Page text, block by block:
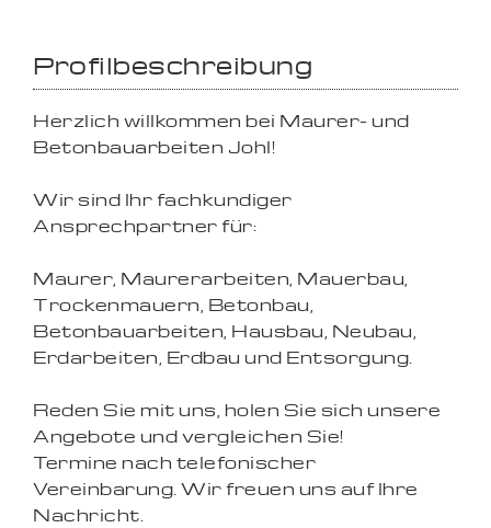
Profilbeschreibung
Herzlich willkommen bei Maurer- und
Betonbauarbeiten Johl!
Wir sind Ihr fachkundiger
Ansprechpartner für:
Maurer, Maurerarbeiten, Mauerbau,
Trockenmauern, Betonbau,
Betonbauarbeiten, Hausbau, Neubau,
Erdarbeiten, Erdbau und Entsorgung.
Reden Sie mit uns, holen Sie sich unsere
Angebote und vergleichen Sie!
Termine nach telefonischer
Vereinbarung. Wir freuen uns auf Ihre
Nachricht.